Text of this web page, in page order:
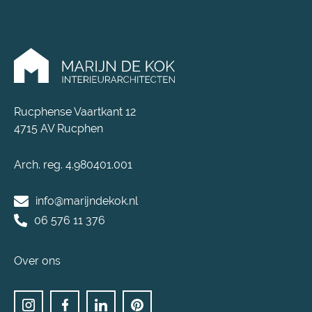
Rucphense Vaartkant 12
4715 AV Rucphen
Arch. reg. 4.980401.001
info@marijndekok.nl
06 576 11 376
Over ons